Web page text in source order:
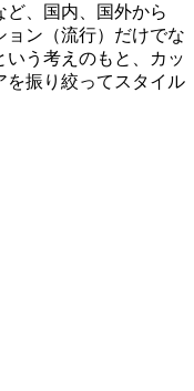
ど、国内、国外から
ン（流行）だけでな
いう考えのもと、カッ
を振り絞ってスタイル